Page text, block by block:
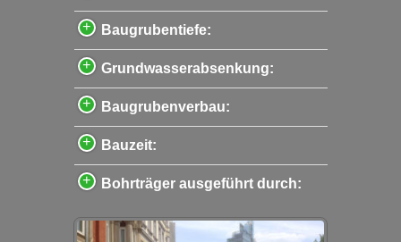
Baugrubentiefe:
Grundwasserabsenkung:
Baugrubenverbau:
Bauzeit:
Bohrträger ausgeführt durch: